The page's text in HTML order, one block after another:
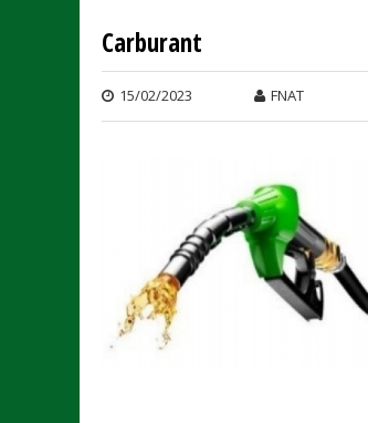
Carburant
15/02/2023 FNAT
Pages